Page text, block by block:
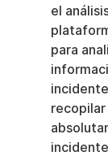
el
para
recopilar